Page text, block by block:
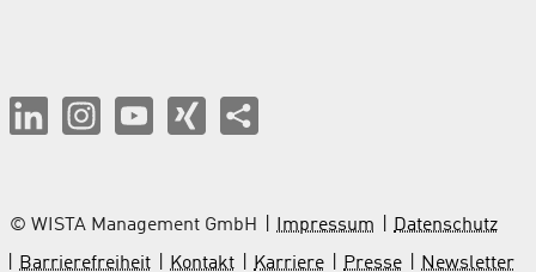
© WISTA Management GmbH Impressum
Datenschutz
Barrierefreiheit
Kontakt Karriere Presse Newsletter